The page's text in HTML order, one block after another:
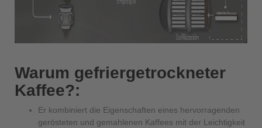
Warum gefriergetrockneter
Kaffee?:
Er kombiniert die Eigenschaften eines hervorragenden
gerösteten und gemahlenen Kaffees mit der Leichtigkeit